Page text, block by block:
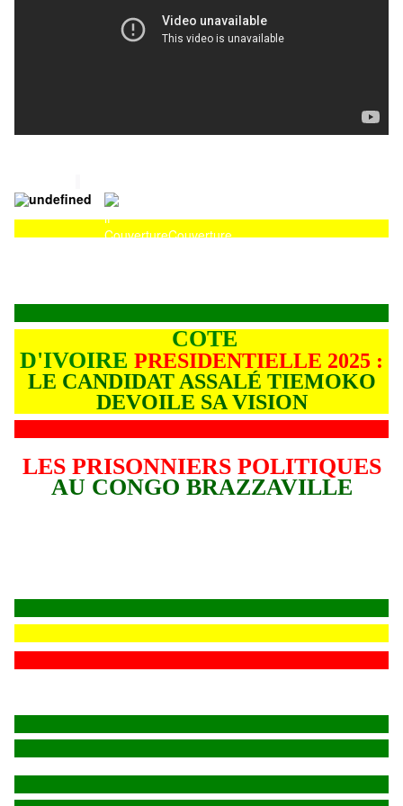
CouvertureCouverture
COTE
D'IVOIRE PRESIDENTIELLE 2025 :
LE CANDIDAT ASSALÉ TIEMOKO
DEVOILE SA VISION
LES PRISONNIERS POLITIQUES
AU CONGO BRAZZAVILLE